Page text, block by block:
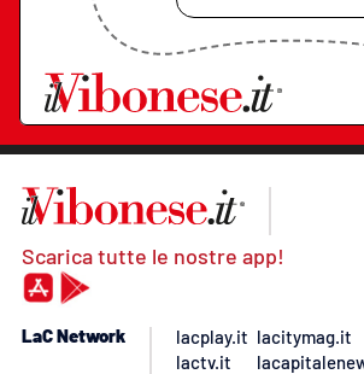
Scarica tutte le nostre app!
LaC Network
lacplay.it
lactv.it
lacitymag.it